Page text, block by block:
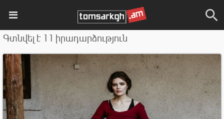
Գտնվել է 11 իրադարձություն